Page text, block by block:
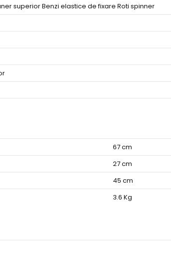
superior Benzi elastice de fixare Roti spinner
67 cm
27 cm
45 cm
3.6 Kg